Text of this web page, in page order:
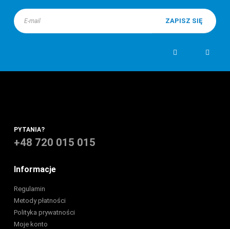
PYTANIA?
+48 720 015 015
Informacje
Regulamin
Metody płatności
Polityka prywatności
Moje konto